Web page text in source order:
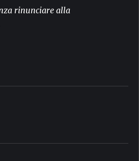
rinunciare alla